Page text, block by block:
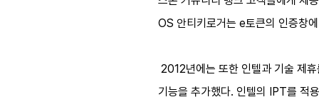
OS 안티키로거는 e토큰의 인증창
2012년에는 또한 인텔과 기술 제
기능을 추가했다. 인텔의 IPT를 적